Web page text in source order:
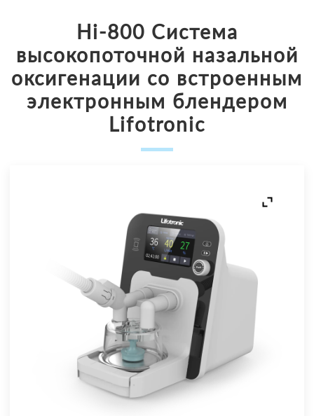
Hi-800 Система
высокопоточной назальной
оксигенации со встроенным
электронным блендером
Lifotronic